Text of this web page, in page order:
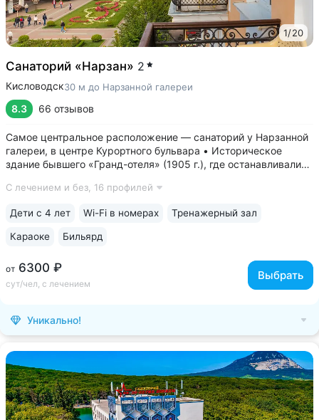
1/20
Санаторий «Нарзан» 2
Кисловодск30 м до Нарзанной галереи
8.3 66 отзывов
Самое центральное расположение — санаторий у Нарзанной
галереи, в центре Курортного бульвара • Историческое
здание бывшего «Гранд-отеля» (1905 г.), где останавливались
«Люкс», где жил В. В. Маяковский • Номера с балконами
С лечением и без, 16 профилей
от 6300 ₽
сут/чел, с лечением
Выбрать
Дети с 4 лет Wi-Fi в номерах Тренажерный зал
Караоке Бильярд
Уникально!